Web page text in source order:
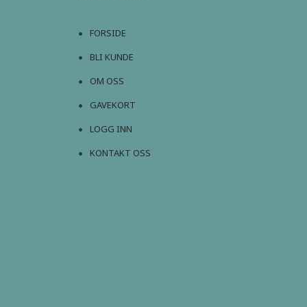
FORSIDE
BLI KUNDE
OM OSS
GAVEKORT
LOGG INN
KONTAKT OSS